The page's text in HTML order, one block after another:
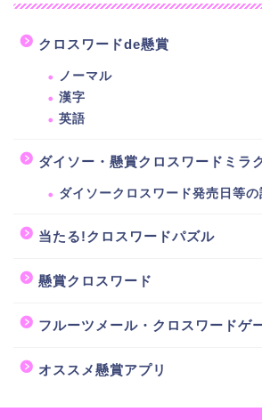
クロスワードde懸賞
ノーマル
漢字
英語
ダイソー・懸賞クロスワードミラ
ダイソークロスワード発売日等の
当たる!クロスワードパズル
懸賞クロスワード
フルーツメール・クロスワードゲ
オススメ懸賞アプリ